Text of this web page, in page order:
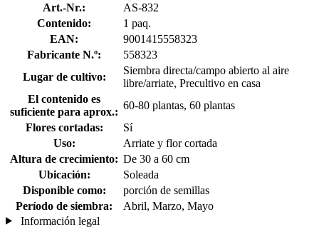
Art.-Nr.:
AS-832
Contenido:
1 paq.
EAN:
9001415558323
Fabricante N.º:
558323
Lugar de cultivo:
Siembra directa/campo abierto al aire
libre/arriate, Precultivo en casa
El contenido es
suficiente para aprox.:
60-80 plantas, 60 plantas
Flores cortadas:
Sí
Uso:
Arriate y flor cortada
Altura de crecimiento: De 30 a 60 cm
Ubicación:
Soleada
Disponible como:
porción de semillas
Período de siembra:
Abril, Marzo, Mayo
Información legal